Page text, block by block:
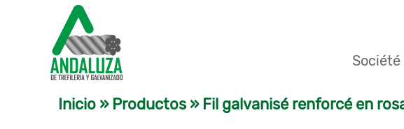
Société
Inicio » Productos» Fil galvanisé renforcé en